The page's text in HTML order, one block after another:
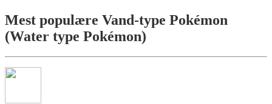
Mest populære Vand‑type Pokémon
(Water type Pokémon)